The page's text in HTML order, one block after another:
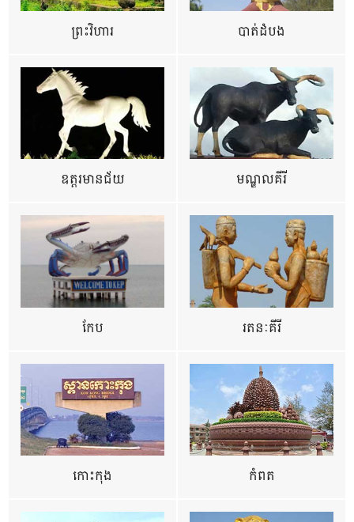
ព្រះវិហារ បាត់ដំបង
ឧត្ដរមានជ័យ មណ្ឌលគីរី
កែប រតនៈគីរី
កោះកុង កំពត